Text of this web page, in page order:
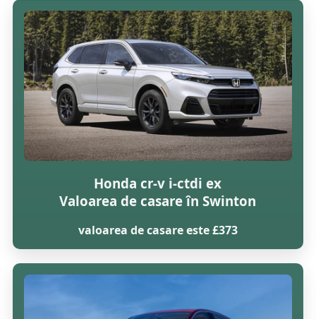
Honda cr-v i-ctdi ex
Valoarea de casare în Swinton
valoarea de casare este £373